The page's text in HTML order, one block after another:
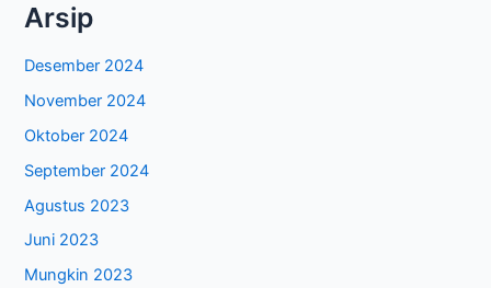
Arsip
Desember 2024
November 2024
Oktober 2024
September 2024
Agustus 2023
Juni 2023
Mungkin 2023